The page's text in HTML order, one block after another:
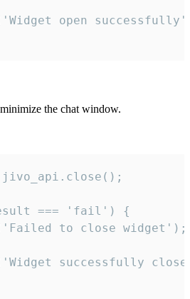
open
the chat window.
=== 'fail') {
to close widget');
successfully